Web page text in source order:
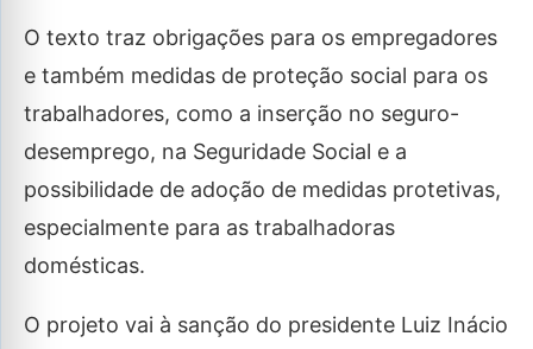
O texto traz obrigações para os empregadores
e também medidas de proteção social para os
trabalhadores, como a inserção no seguro-
desemprego, na Seguridade Social e a
possibilidade de adoção de medidas protetivas,
especialmente para as trabalhadoras
domésticas.
O projeto vai à sanção do presidente Luiz Inácio